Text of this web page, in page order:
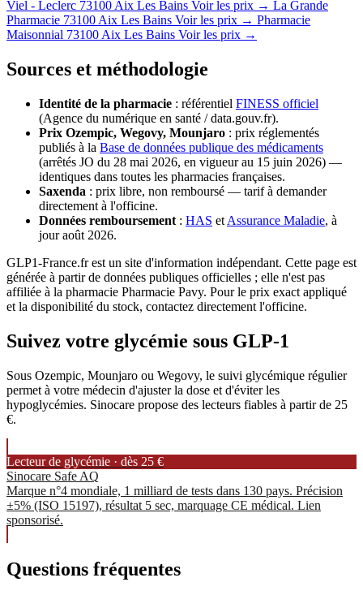
Viel - Leclerc 73100 Aix Les Bains Voir les prix → La Grande
Pharmacie 73100 Aix Les Bains Voir les prix → Pharmacie
Maisonnial 73100 Aix Les Bains Voir les prix →
Sources et méthodologie
Identité de la pharmacie : référentiel FINESS officiel
(Agence du numérique en santé / data.gouv.fr).
Prix Ozempic, Wegovy, Mounjaro : prix réglementés
publiés à la Base de données publique des médicaments
(arrêtés JO du 28 mai 2026, en vigueur au 15 juin 2026) —
identiques dans toutes les pharmacies françaises.
Saxenda : prix libre, non remboursé — tarif à demander
directement à l'officine.
Données remboursement : HAS et Assurance Maladie, à
jour août 2026.
GLP1-France.fr est un site d'information indépendant. Cette page est
générée à partir de données publiques officielles ; elle n'est pas
affiliée à la pharmacie Pharmacie Pavy. Pour le prix exact appliqué
et la disponibilité du stock, contactez directement l'officine.
Suivez votre glycémie sous GLP-1
Sous Ozempic, Mounjaro ou Wegovy, le suivi glycémique régulier
permet à votre médecin d'ajuster la dose et d'éviter les
hypoglycémies. Sinocare propose des lecteurs fiables à partir de 25
€.
Lecteur de glycémie · dès 25 €
Sinocare Safe AQ
Marque n°4 mondiale, 1 milliard de tests dans 130 pays. Précision
±5% (ISO 15197), résultat 5 sec, marquage CE médical. Lien
sponsorisé.
Questions fréquentes